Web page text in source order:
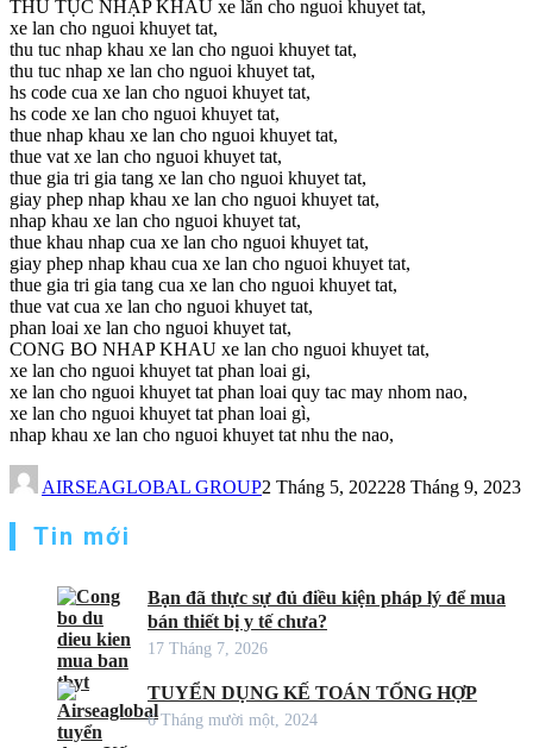
THỦ TỤC NHẬP KHẨU xe lăn cho nguoi khuyet tat,
xe lan cho nguoi khuyet tat,
thu tuc nhap khau xe lan cho nguoi khuyet tat,
thu tuc nhap xe lan cho nguoi khuyet tat,
hs code cua xe lan cho nguoi khuyet tat,
hs code xe lan cho nguoi khuyet tat,
thue nhap khau xe lan cho nguoi khuyet tat,
thue vat xe lan cho nguoi khuyet tat,
thue gia tri gia tang xe lan cho nguoi khuyet tat,
giay phep nhap khau xe lan cho nguoi khuyet tat,
nhap khau xe lan cho nguoi khuyet tat,
thue khau nhap cua xe lan cho nguoi khuyet tat,
giay phep nhap khau cua xe lan cho nguoi khuyet tat,
thue gia tri gia tang cua xe lan cho nguoi khuyet tat,
thue vat cua xe lan cho nguoi khuyet tat,
phan loai xe lan cho nguoi khuyet tat,
CONG BO NHAP KHAU xe lan cho nguoi khuyet tat,
xe lan cho nguoi khuyet tat phan loai gi,
xe lan cho nguoi khuyet tat phan loai quy tac may nhom nao,
xe lan cho nguoi khuyet tat phan loai gì,
nhap khau xe lan cho nguoi khuyet tat nhu the nao,
AIRSEAGLOBAL GROUP2 Tháng 5, 202228 Tháng 9, 2023
Tin mới
Bạn đã thực sự đủ điều kiện pháp lý để mua
bán thiết bị y tế chưa?
17 Tháng 7, 2026
TUYỂN DỤNG KẾ TOÁN TỔNG HỢP
6 Tháng mười một, 2024